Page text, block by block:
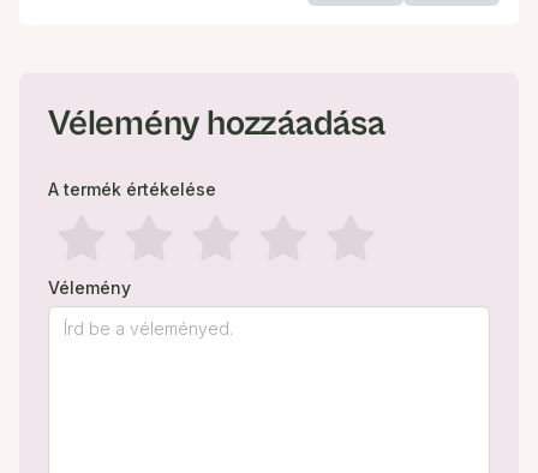
Vélemény hozzáadása
A termék értékelése
Vélemény